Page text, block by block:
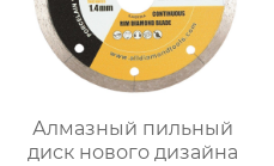
Алмазный пильный
диск нового дизайна